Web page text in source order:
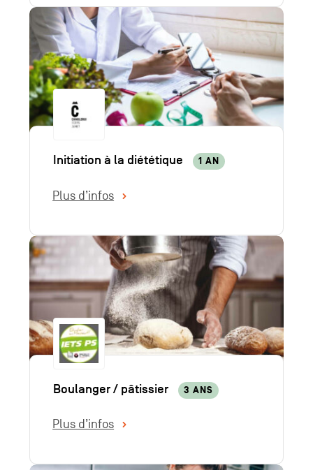
Initiation à la diététique 1 AN
Plus d’infos
Boulanger / pâtissier 3 ANS
Plus d’infos